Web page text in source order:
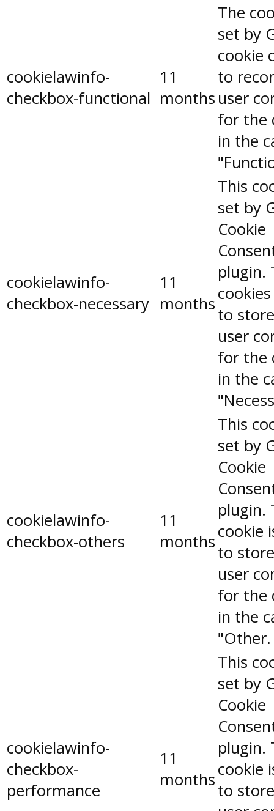
cookielawinfo-
checkbox-functional
11
months
The
set by
cookie
to
user
for the
in the
cookielawinfo-
checkbox-necessary
11
months
This
set by
Cookie
plugin.
to
user
for the
in the
cookielawinfo-
checkbox-others
11
months
This
set by
Cookie
plugin.
cookie
to
user
for the
in the
"Other.
cookielawinfo-
checkbox-
performance
11
months
This
set by
Cookie
plugin.
cookie
to